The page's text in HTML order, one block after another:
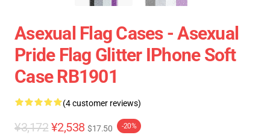
Asexual Flag Cases - Asexual
Pride Flag Glitter IPhone Soft
Case RB1901
(4 customer reviews)
¥3,172 ¥2,538 $17.50 -20%